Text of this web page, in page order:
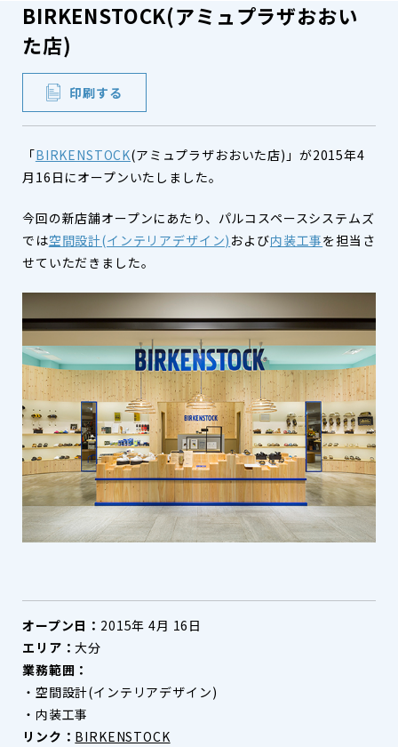
BIRKENSTOCK(アミュプラザおおい
た店)
印刷する
「BIRKENSTOCK(アミュプラザおおいた店)」が2015年4
月16日にオープンいたしました。
今回の新店舗オープンにあたり、パルコスペースシステムズ
では空間設計(インテリアデザイン) および内装工事を担当さ
せていただきました。
オープン日： 2015年 4月 16日
エリア：大分
業務範囲：
・空間設計(インテリアデザイン)
・内装工事
リンク： BIRKENSTOCK